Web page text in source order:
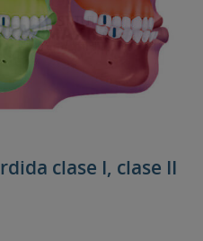
clase I, clase II